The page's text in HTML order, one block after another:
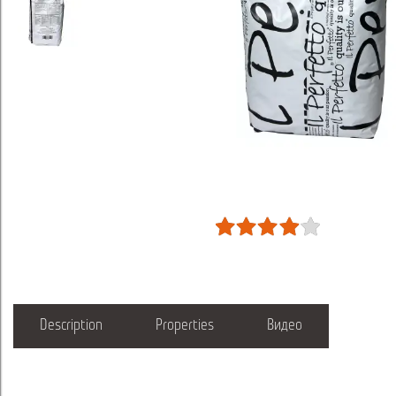
Description Properties Видео